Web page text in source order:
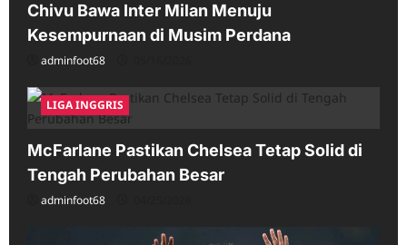
Chivu Bawa Inter Milan Menuju
Kesempurnaan di Musim Perdana
adminfoot68
LIGA INGGRIS
McFarlane Pastikan Chelsea Tetap Solid di
Tengah Perubahan Besar
adminfoot68